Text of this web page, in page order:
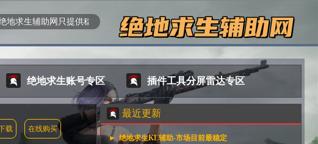
生辅助网只提供稳定安全防封的产品，非本站购卡的绝地求生外挂不提供任何帮助
绝地求生账号专区 插件工具分屏雷达专区
载 在线购买
最近更新
绝地求生KL辅助-市场目前最稳定